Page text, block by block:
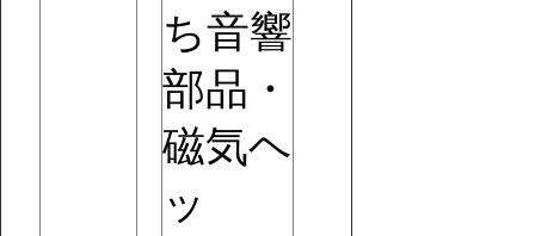
ち音響
部品・
磁気ヘ
ッ